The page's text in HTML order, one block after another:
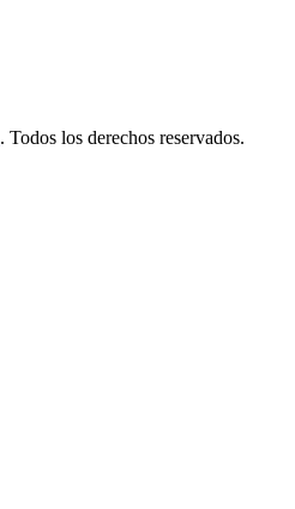
. Todos los derechos reservados.